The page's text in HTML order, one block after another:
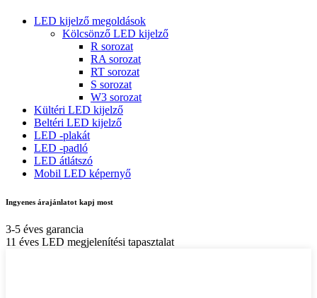
LED kijelző megoldások
Kölcsönző LED kijelző
R sorozat
RA sorozat
RT sorozat
S sorozat
W3 sorozat
Kültéri LED kijelző
Beltéri LED kijelző
LED -plakát
LED -padló
LED átlátszó
Mobil LED képernyő
Ingyenes árajánlatot kapj most
3-5 éves garancia
11 éves LED megjelenítési tapasztalat